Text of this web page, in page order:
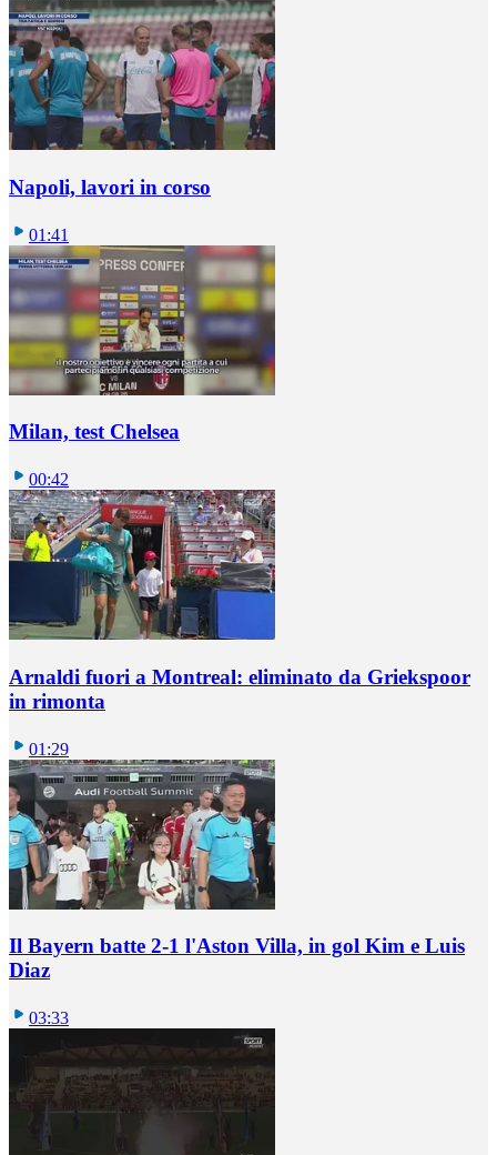
Napoli, lavori in corso
01:41
Milan, test Chelsea
00:42
Arnaldi fuori a Montreal: eliminato da Griekspoor
in rimonta
01:29
Il Bayern batte 2-1 l'Aston Villa, in gol Kim e Luis
Diaz
03:33